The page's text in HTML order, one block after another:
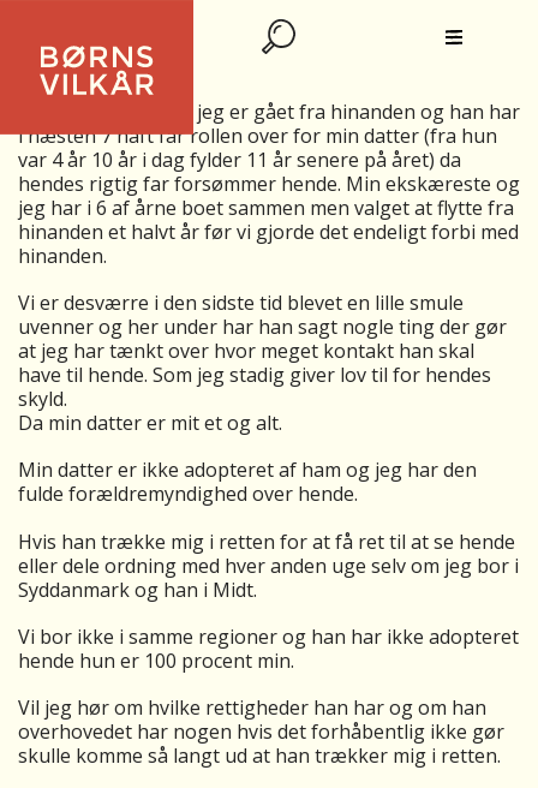
MIN EKSKÆRESTES RETTIGHEDER
Min ekskæreste og jeg er gået fra hinanden og han har
i næsten 7 haft far rollen over for min datter (fra hun
var 4 år 10 år i dag fylder 11 år senere på året) da
hendes rigtig far forsømmer hende. Min ekskæreste og
jeg har i 6 af årne boet sammen men valget at flytte fra
hinanden et halvt år før vi gjorde det endeligt forbi med
hinanden.
Vi er desværre i den sidste tid blevet en lille smule
uvenner og her under har han sagt nogle ting der gør
at jeg har tænkt over hvor meget kontakt han skal
have til hende. Som jeg stadig giver lov til for hendes
skyld.
Da min datter er mit et og alt.
Min datter er ikke adopteret af ham og jeg har den
fulde forældremyndighed over hende.
Hvis han trække mig i retten for at få ret til at se hende
eller dele ordning med hver anden uge selv om jeg bor i
Syddanmark og han i Midt.
Vi bor ikke i samme regioner og han har ikke adopteret
hende hun er 100 procent min.
Vil jeg hør om hvilke rettigheder han har og om han
overhovedet har nogen hvis det forhåbentlig ikke gør
skulle komme så langt ud at han trækker mig i retten.